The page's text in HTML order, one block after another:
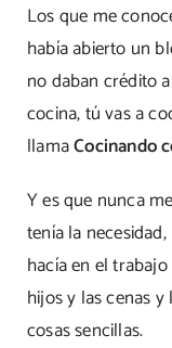
Los que me
había abierto un
no daban crédito
cocina, tú vas a
llamaCocinando
Y es que nunca
tenía la
hacía en el
hijos y las cenas
cosas sencillas.